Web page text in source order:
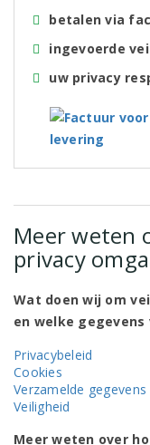
betalen via
ingevoerde
uw privacy
Meer weten
privacy
Wat doen wij om
en welke gegevens
Privacybeleid
Cookies
Verzamelde gegevens
Veiligheid
Meer weten over